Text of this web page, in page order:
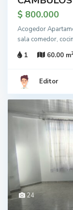
$ 800.000
Acogedor
sala comedor,
1
60.00 m
Editor
24